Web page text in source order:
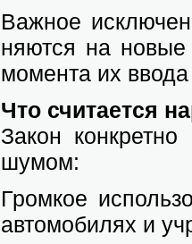
Важ­ное
ня­ют­ся на но­вые
мо­мен­та их
Что счи­та­ет­ся
За­кон
шу­мом:
Гром­кое
ав­то­мо­би­лях и